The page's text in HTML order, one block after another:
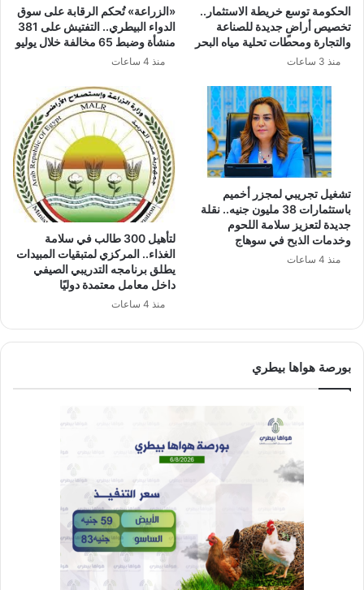
الحكومة توسع خريطة الاستثمار..
تخصيص أراضٍ جديدة للصناعة
والتجارة ومحطات تحلية مياه البحر
منذ 3 ساعات
«الزراعة» تُحكم الرقابة على سوق
الدواء البيطري.. التفتيش على 381
منشأة وضبط 65 مخالفة خلال يوليو
منذ 4 ساعات
تشغيل تجريبي لمجزر أخميم
باستثمارات 38 مليون جنيه.. نقلة
جديدة لتعزيز سلامة اللحوم
وخدمات الذبح في سوهاج
منذ 4 ساعات
لتأهيل 300 طالب في سلامة
الغذاء.. المركزي لمتبقيات المبيدات
يطلق برنامجه التدريبي الصيفي
داخل معامل معتمدة دوليًا
منذ 4 ساعات
بورصة هواها بيطري